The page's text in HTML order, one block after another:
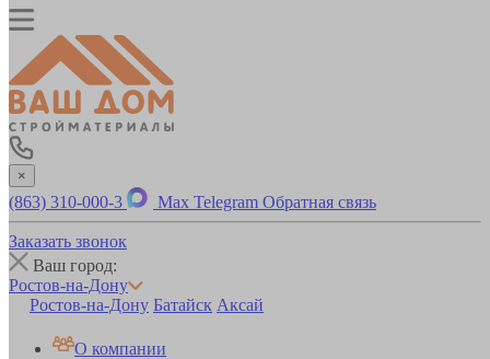
×
(863) 310-000-3 Max Telegram Обратная связь
Заказать звонок
Ваш город:
Ростов-на-Дону
Ростов-на-Дону Батайск Аксай
О компании